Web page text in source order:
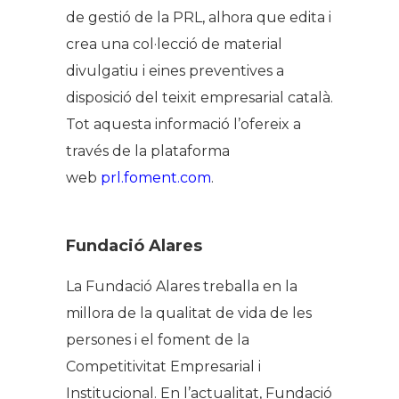
de gestió de la PRL, alhora que edita i
crea una col·lecció de material
divulgatiu i eines preventives a
disposició del teixit empresarial català.
Tot aquesta informació l’ofereix a
través de la plataforma
web prl.foment.com.
Fundació Alares
La Fundació Alares treballa en la
millora de la qualitat de vida de les
persones i el foment de la
Competitivitat Empresarial i
Institucional. En l’actualitat, Fundació